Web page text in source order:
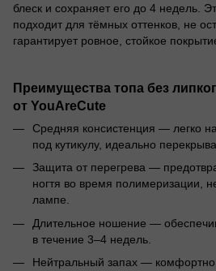
блеск и сохраняет его до 4 недель.
подходит для тёмных оттенков, не
гарантирует ровное, стойкое
Преимущества топа без
от YouAreCute
Средняя консистенция — легко
под кутикулу, идеально
Защита от перегрева —
ногтя во время полимеризации,
лампе.
Длительное ношение —
в течение 3–4 недель.
Нейтральный запах — комфортно